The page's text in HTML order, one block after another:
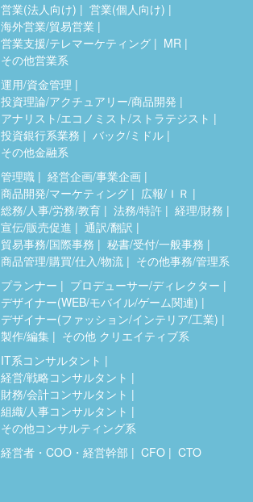
営業(法人向け)
営業(個人向け)
海外営業/貿易営業
営業支援/テレマーケティング
MR
その他営業系
運用/資金管理
投資理論/アクチュアリー/商品開発
アナリスト/エコノミスト/ストラテジスト
投資銀行系業務
バック/ミドル
その他金融系
管理職
経営企画/事業企画
商品開発/マーケティング
広報/ＩＲ
総務/人事/労務/教育
法務/特許
経理/財務
宣伝/販売促進
通訳/翻訳
貿易事務/国際事務
秘書/受付/一般事務
商品管理/購買/仕入/物流
その他事務/管理系
プランナー
プロデューサー/ディレクター
デザイナー(WEB/モバイル/ゲーム関連)
デザイナー(ファッション/インテリア/工業)
製作/編集
その他 クリエイティブ系
IT系コンサルタント
経営/戦略コンサルタント
財務/会計コンサルタント
組織/人事コンサルタント
その他コンサルティング系
経営者・COO・経営幹部 CFO
CTO